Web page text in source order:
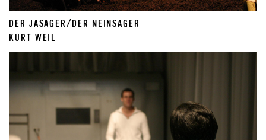
DER JASAGER/DER NEINSAGER
KURT WEIL